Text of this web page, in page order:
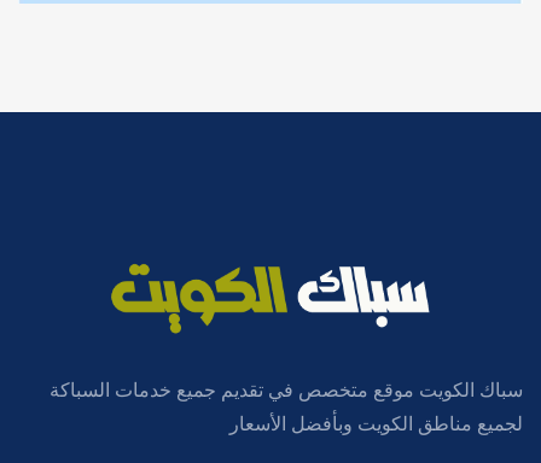
سباك الكويت موقع متخصص في تقديم جميع خدمات السباكة
لجميع مناطق الكويت وبأفضل الأسعار